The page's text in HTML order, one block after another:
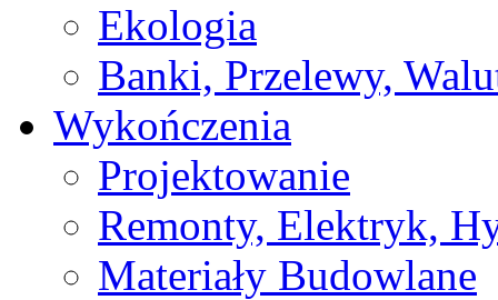
Ekologia
Banki, Przelewy,
Wykończenia
Projektowanie
Remonty, Elektryk,
Materiały Budowlane